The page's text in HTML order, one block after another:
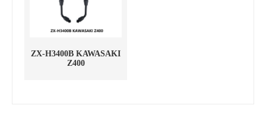
ZX-H3400B KAWASAKI
Z400